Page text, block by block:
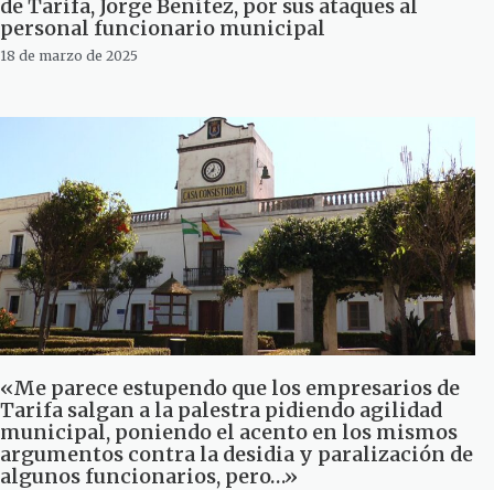
de Tarifa, Jorge Benítez, por sus ataques al
personal funcionario municipal
18 de marzo de 2025
«Me parece estupendo que los empresarios de
Tarifa salgan a la palestra pidiendo agilidad
municipal, poniendo el acento en los mismos
argumentos contra la desidia y paralización de
algunos funcionarios, pero…»